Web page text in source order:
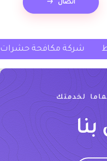
اتصال
كنب خميس مشيط
لخدمتك